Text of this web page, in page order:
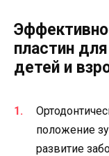
пластин
детей и
положение
развитие